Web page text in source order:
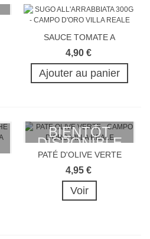
SAUCE TOMATE A
L'ARRABBIATA...
4,90 €
Ajouter au panier
BIENTÔT
DISPONIBLE
PATÉ D'OLIVE VERTE
4,95 €
Voir